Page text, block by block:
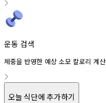
운동 검색
체중을 반영한 예상 소모 칼로리 계산
오늘 식단에 추가하기